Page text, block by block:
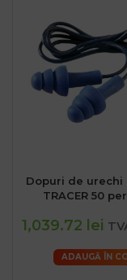
Dopuri de urechi
TRACER 50
1,039.72 lei
ADAUGĂ ÎN